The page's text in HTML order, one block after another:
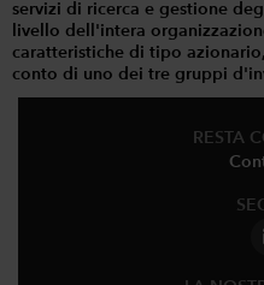
servizi di ricerca e gestione
livello dell'intera
caratteristiche di tipo
conto di uno dei tre gruppi
RESTA